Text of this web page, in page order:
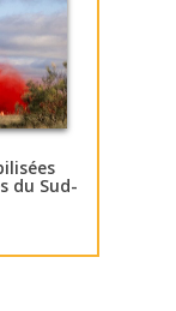
du Sud-